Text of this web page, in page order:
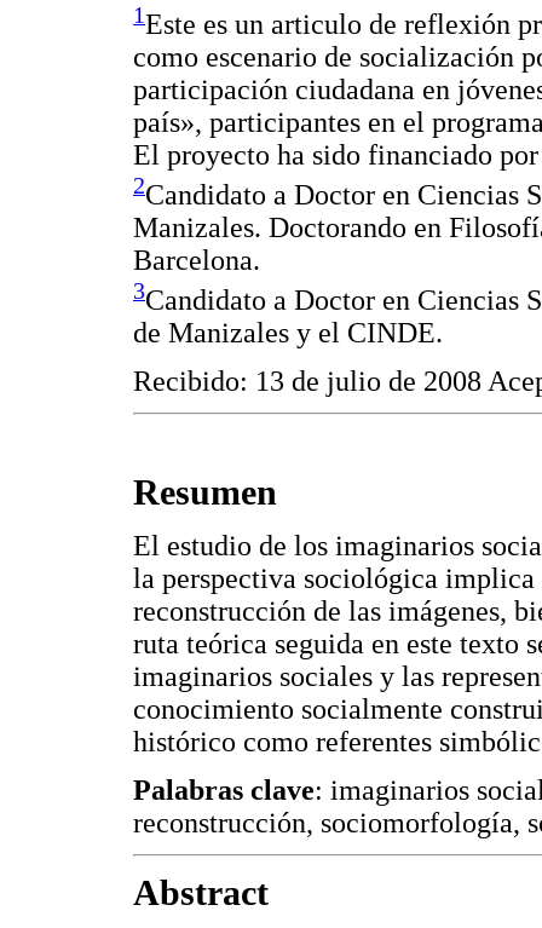
1Este es un articulo de reflexión
como escenario de socialización
participación ciudadana en
país», participantes en el
El proyecto ha sido financiado
2Candidato a Doctor en Ciencias
Manizales. Doctorando en
Barcelona.
3Candidato a Doctor en Ciencias
de Manizales y el CINDE.
Recibido: 13 de julio de 2008
Resumen
El estudio de los imaginarios
la perspectiva sociológica
reconstrucción de las imágenes,
ruta teórica seguida en este texto
imaginarios sociales y las
conocimiento socialmente
histórico como referentes
Palabras clave: imaginarios
reconstrucción, sociomorfología,
Abstract